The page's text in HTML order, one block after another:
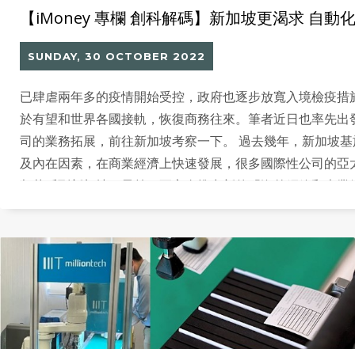
【iMoney 專欄 創科解碼】新加坡更渴求 自動
SUNDAY, 30 OCTOBER 2022
已肆虐兩年多的疫情開始受控，政府也逐步放寬入境檢疫措
於有望和世界各國接軌，恢復商務往來。筆者近日也率先出
司的業務拓展，前往新加坡考察一下。 過去幾年，新加坡
及內在因素，在商業經濟上快速發展，很多國際性公司的亞
（Overseas Networks & Expertise Pass）計劃，吸引頂尖
需求，令工資不斷上漲。雖然如此，當地人手依然不足，一
仍然面對20%至30%的空缺。各行各業紛紛要尋求自動化的